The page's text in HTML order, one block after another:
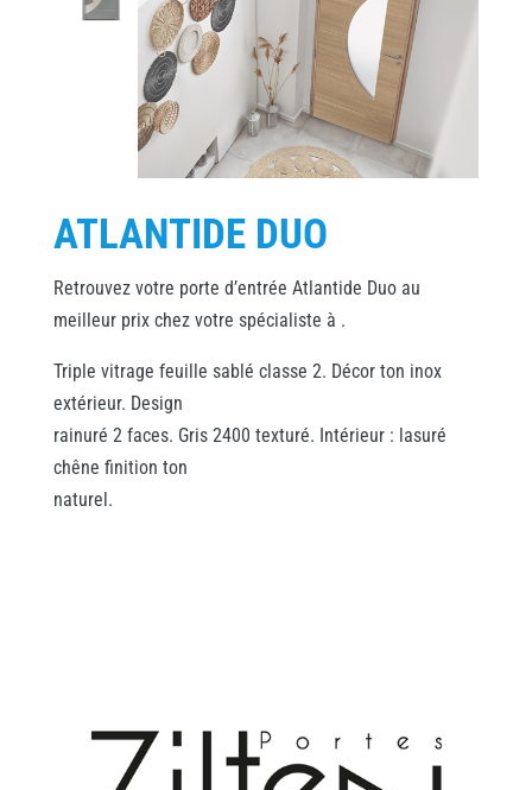
ATLANTIDE DUO
Retrouvez votre porte d’entrée Atlantide Duo au
meilleur prix chez votre spécialiste à .
Triple vitrage feuille sablé classe 2. Décor ton inox
extérieur. Design
rainuré 2 faces. Gris 2400 texturé. Intérieur : lasuré
chêne finition ton
naturel.